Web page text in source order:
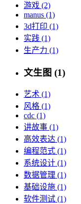
游戏 (2)
manus (1)
3d打印 (1)
实践 (1)
生产力 (1)
文生图 (1)
艺术 (1)
风格 (1)
cdc (1)
讲故事 (1)
高效表达 (1)
编程范式 (1)
系统设计 (1)
数据管理 (1)
基础设施 (1)
软件测试 (1)